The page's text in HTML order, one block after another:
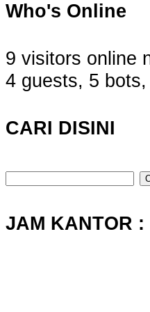
Who's Online
9 visitors online
4 guests, 5 bots,
CARI DISINI
Cari
JAM KANTOR :